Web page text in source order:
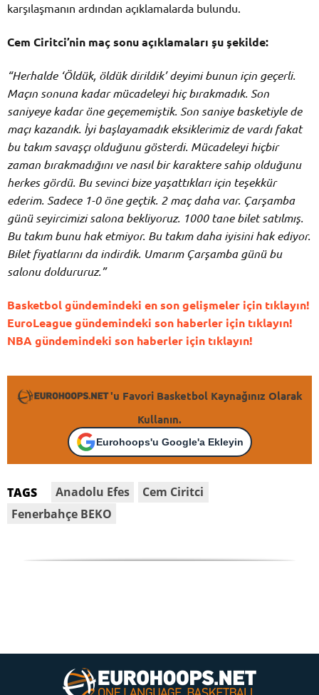
karşılaşmanın ardından açıklamalarda bulundu.
Cem Ciritci’nin maç sonu açıklamaları şu şekilde:
“Herhalde ‘Öldük, öldük dirildik’ deyimi bunun için geçerli.
Maçın sonuna kadar mücadeleyi hiç bırakmadık. Son
saniyeye kadar öne geçememiştik. Son saniye basketiyle de
maçı kazandık. İyi başlayamadık eksiklerimiz de vardı fakat
bu takım savaşçı olduğunu gösterdi. Mücadeleyi hiçbir
zaman bırakmadığını ve nasıl bir karaktere sahip olduğunu
herkes gördü. Bu sevinci bize yaşattıkları için teşekkür
ederim. Sadece 1-0 öne geçtik. 2 maç daha var. Çarşamba
günü seyircimizi salona bekliyoruz. 1000 tane bilet satılmış.
Bu takım bunu hak etmiyor. Bu takım daha iyisini hak ediyor.
Bilet fiyatlarını da indirdik. Umarım Çarşamba günü bu
salonu doldururuz.”
Basketbol gündemindeki en son gelişmeler için tıklayın!
EuroLeague gündemindeki son haberler için tıklayın!
NBA gündemindeki son haberler için tıklayın!
'u Favori Basketbol Kaynağınız Olarak
Kullanın.
Eurohoops'u Google'a Ekleyin
TAGS Anadolu Efes
Cem Ciritci
Fenerbahçe BEKO